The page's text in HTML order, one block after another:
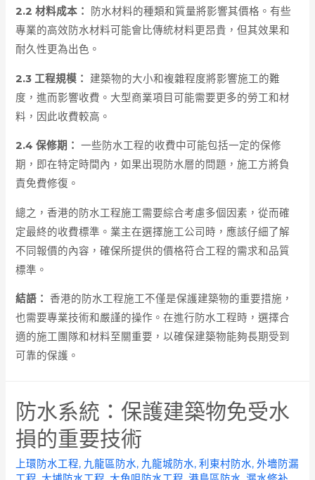
2.2 材料成本：
防水材料的種類和質量將影響其價格。有些
專業的高效防水材料可能會比傳統材料更昂貴，但其效果和
耐久性更為出色。
2.3 工程規模：
建築物的大小和複雜程度將影響施工的難
度，進而影響收費。大型商業項目可能需要更多的勞工和材
料，因此收費較高。
2.4 保修期： 一些防水工程的收費中可能包括一定的保修
期，即在特定時間內，如果出現防水層的問題，施工方將負
責免費修復。
總之，香港的防水工程施工需要綜合考慮多個因素，從而確
定最終的收費標準。業主在選擇施工公司時，應該仔細了解
不同報價的內容，確保所提供的價格符合工程的需求和品質
標準。
結語： 香港的防水工程施工不僅是保護建築物的重要措施，
也需要專業技術和嚴謹的操作。在進行防水工程時，選擇合
適的施工團隊和材料至關重要，以確保建築物能夠長期受到
可靠的保護。
防水系統：保護建築物免受水
損的重要技術
上環防水工程, 九龍區防水, 九龍城防水,利東村防水,外墻防漏